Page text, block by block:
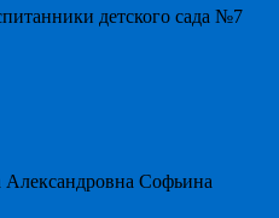
детского сада №7
Александровна Софьина